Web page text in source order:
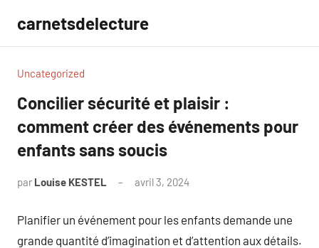
contenu
carnetsdelecture
Uncategorized
Concilier sécurité et plaisir :
comment créer des événements pour
enfants sans soucis
par Louise KESTEL avril 3, 2024
Planifier un événement pour les enfants demande une
grande quantité d’imagination et d’attention aux détails.